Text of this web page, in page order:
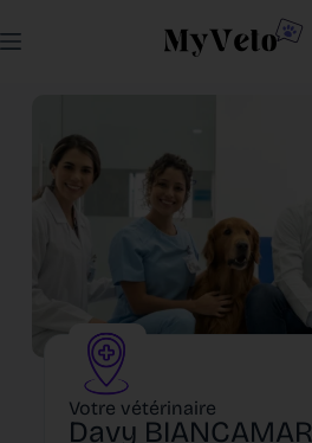
Votre vétérinaire
Davy